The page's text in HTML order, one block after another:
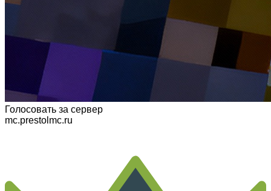
Голосовать за сервер
mc.prestolmc.ru